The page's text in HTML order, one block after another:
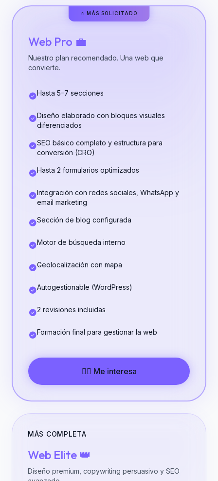
⭐ MÁS SOLICITADO
Web Pro 💼
Nuestro plan recomendado. Una web que
convierte.
Hasta 5–7 secciones
Diseño elaborado con bloques visuales
diferenciados
SEO básico completo y estructura para
conversión (CRO)
Hasta 2 formularios optimizados
Integración con redes sociales, WhatsApp y
email marketing
Sección de blog configurada
Motor de búsqueda interno
Geolocalización con mapa
Autogestionable (WordPress)
2 revisiones incluidas
Formación final para gestionar la web
👉🏼 Me interesa
MÁS COMPLETA
Web Elite 👑
Diseño premium, copywriting persuasivo y SEO